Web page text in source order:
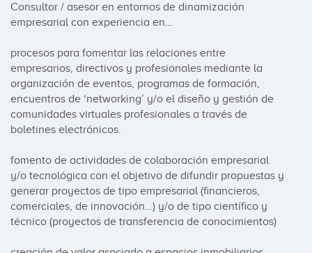
Consultor / asesor en entornos de dinamización
empresarial con experiencia en…
procesos para fomentar las relaciones entre
empresarios, directivos y profesionales mediante la
organización de eventos, programas de formación,
encuentros de ‘networking’ y/o el diseño y gestión de
comunidades virtuales profesionales a través de
boletines electrónicos.
fomento de actividades de colaboración empresarial
y/o tecnológica con el objetivo de difundir propuestas y
generar proyectos de tipo empresarial (financieros,
comerciales, de innovación…) y/o de tipo científico y
técnico (proyectos de transferencia de conocimientos)